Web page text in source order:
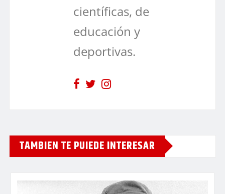
científicas, de
educación y
deportivas.
TAMBIEN TE PUIEDE INTERESAR